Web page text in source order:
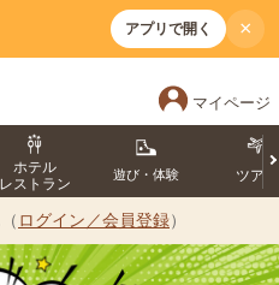
アプリで開く ×
マイページ
ホテル
レストラン
遊び・体験 ツアー
ログイン／会員登録）